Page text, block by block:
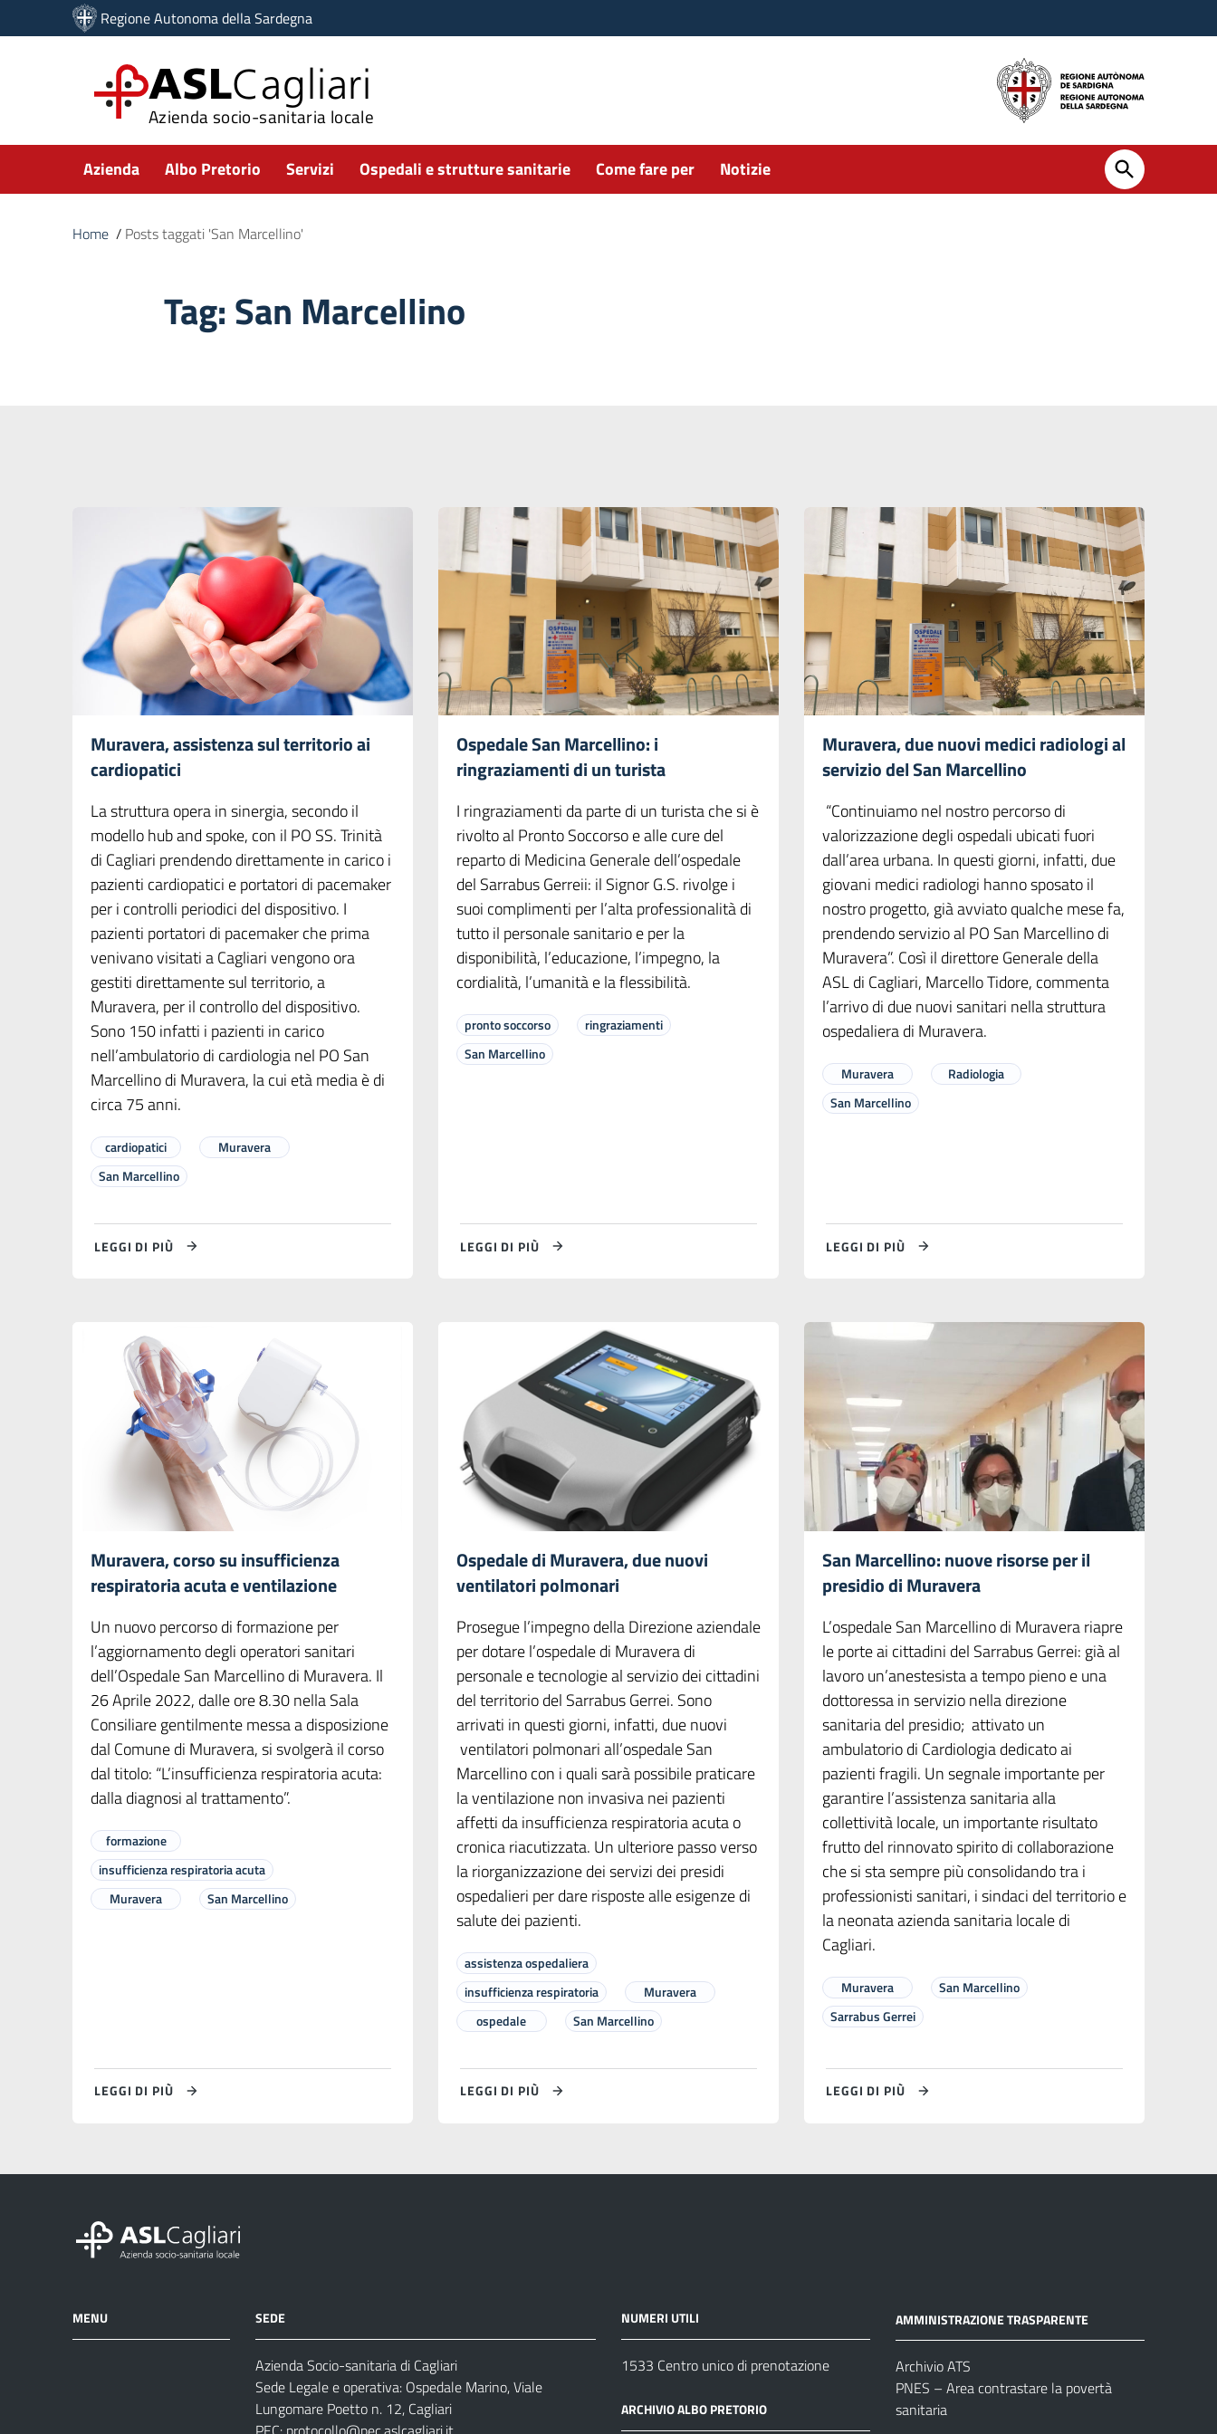
Vai ai contenuti
Vai al menu di navigazione
Regione Autonoma della Sardegna
ASLCagliari
Azienda socio-sanitaria locale
Submenu
Azienda Albo Pretorio Servizi Ospedali e strutture sanitarie Come fare per Notizie
Home / Posts taggati 'San Marcellino'
Tag:San Marcellino
Muravera, assistenza sul territorio ai
cardiopatici
La struttura opera in sinergia, secondo il
modello hub and spoke, con il PO SS. Trinità
di Cagliari prendendo direttamente in carico i
pazienti cardiopatici e portatori di pacemaker
per i controlli periodici del dispositivo. I
pazienti portatori di pacemaker che prima
venivano visitati a Cagliari vengono ora
gestiti direttamente sul territorio, a
Muravera, per il controllo del dispositivo.
Sono 150 infatti i pazienti in carico
nell’ambulatorio di cardiologia nel PO San
Marcellino di Muravera, la cui età media è di
circa 75 anni.
cardiopatici
Muravera
San Marcellino
LEGGI DI PIÙ
Ospedale San Marcellino: i
ringraziamenti di un turista
I ringraziamenti da parte di un turista che si è
rivolto al Pronto Soccorso e alle cure del
reparto di Medicina Generale dell’ospedale
del Sarrabus Gerreii: il Signor G.S. rivolge i
suoi complimenti per l’alta professionalità di
tutto il personale sanitario e per la
disponibilità, l’educazione, l’impegno, la
cordialità, l’umanità e la flessibilità.
pronto soccorso
ringraziamenti
San Marcellino
LEGGI DI PIÙ
Muravera, due nuovi medici radiologi al
servizio del San Marcellino
“Continuiamo nel nostro percorso di
valorizzazione degli ospedali ubicati fuori
dall’area urbana. In questi giorni, infatti, due
giovani medici radiologi hanno sposato il
nostro progetto, già avviato qualche mese fa,
prendendo servizio al PO San Marcellino di
Muravera”. Così il direttore Generale della
ASL di Cagliari, Marcello Tidore, commenta
l’arrivo di due nuovi sanitari nella struttura
ospedaliera di Muravera.
Muravera
Radiologia
San Marcellino
LEGGI DI PIÙ
Muravera, corso su insufficienza
respiratoria acuta e ventilazione
Un nuovo percorso di formazione per
l’aggiornamento degli operatori sanitari
dell’Ospedale San Marcellino di Muravera. Il
26 Aprile 2022, dalle ore 8.30 nella Sala
Consiliare gentilmente messa a disposizione
dal Comune di Muravera, si svolgerà il corso
dal titolo: “L’insufficienza respiratoria acuta:
dalla diagnosi al trattamento”.
formazione
insufficienza respiratoria acuta
Muravera
San Marcellino
LEGGI DI PIÙ
Ospedale di Muravera, due nuovi
ventilatori polmonari
Prosegue l’impegno della Direzione aziendale
per dotare l’ospedale di Muravera di
personale e tecnologie al servizio dei cittadini
del territorio del Sarrabus Gerrei. Sono
arrivati in questi giorni, infatti, due nuovi
ventilatori polmonari all’ospedale San
Marcellino con i quali sarà possibile praticare
la ventilazione non invasiva nei pazienti
affetti da insufficienza respiratoria acuta o
cronica riacutizzata. Un ulteriore passo verso
la riorganizzazione dei servizi dei presidi
ospedalieri per dare risposte alle esigenze di
salute dei pazienti.
assistenza ospedaliera
insufficienza respiratoria
Muravera
ospedale
San Marcellino
LEGGI DI PIÙ
San Marcellino: nuove risorse per il
presidio di Muravera
L’ospedale San Marcellino di Muravera riapre
le porte ai cittadini del Sarrabus Gerrei: già al
lavoro un’anestesista a tempo pieno e una
dottoressa in servizio nella direzione
sanitaria del presidio; attivato un
ambulatorio di Cardiologia dedicato ai
pazienti fragili. Un segnale importante per
garantire l’assistenza sanitaria alla
collettività locale, un importante risultato
frutto del rinnovato spirito di collaborazione
che si sta sempre più consolidando tra i
professionisti sanitari, i sindaci del territorio e
la neonata azienda sanitaria locale di
Cagliari.
Muravera
San Marcellino
Sarrabus Gerrei
LEGGI DI PIÙ
MENU SEDE
Azienda Socio-sanitaria di Cagliari
Sede Legale e operativa: Ospedale Marino, Viale
Lungomare Poetto n. 12, Cagliari
NUMERI UTILI
1533 Centro unico di prenotazione
ARCHIVIO ALBO PRETORIO
AMMINISTRAZIONE TRASPARENTE
Archivio ATS
PNES – Area contrastare la povertà
sanitaria